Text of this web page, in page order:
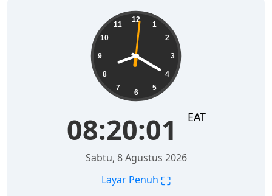
12
1
2
3
4
5
6
7
8
9
10
11
08:20:01 EAT
Sabtu, 8 Agustus 2026
Layar Penuh ⛶